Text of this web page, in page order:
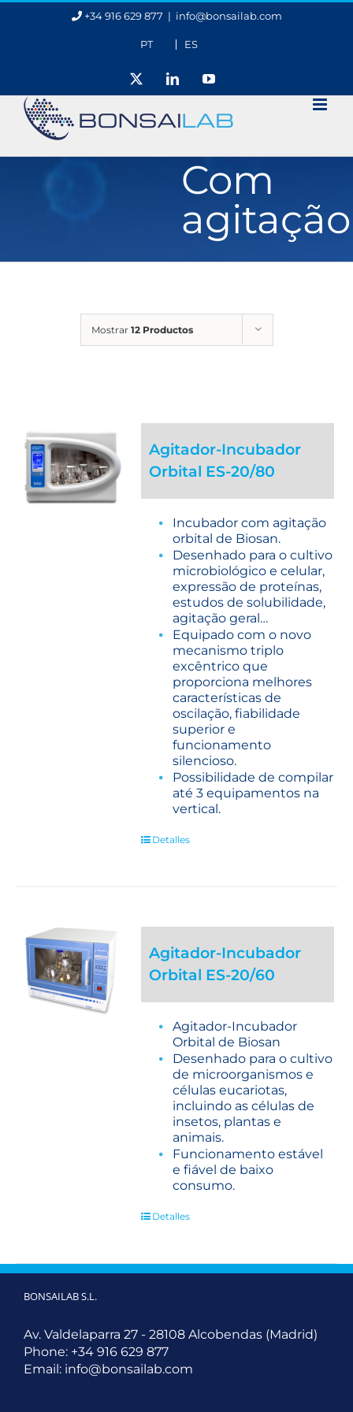
Skip
+34 916 629 877 | info@bonsailab.com
PT ES
LinkedInYouTube
Com
agitação
Mostrar 12 Productos
Agitador-Incubador
Orbital ES-20/80
Incubador com agitação
orbital de Biosan.
Desenhado para o cultivo
microbiológico e celular,
expressão de proteínas,
estudos de solubilidade,
agitação geral…
Equipado com o novo
mecanismo triplo
excêntrico que
proporciona melhores
características de
oscilação, fiabilidade
superior e
funcionamento
silencioso.
Possibilidade de compilar
até 3 equipamentos na
vertical.
Detalles
Agitador-Incubador
Orbital ES-20/60
Agitador-Incubador
Orbital de Biosan
Desenhado para o cultivo
de microorganismos e
células eucariotas,
incluindo as células de
insetos, plantas e
animais.
Funcionamento estável
e fiável de baixo
consumo.
Detalles
BONSAILAB S.L.
Av. Valdelaparra 27 - 28108 Alcobendas (Madrid)
Phone: +34 916 629 877
Email: info@bonsailab.com